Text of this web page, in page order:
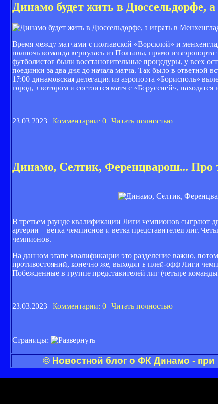
Динамо будет жить в Дюссельдорфе, а
Время между матчами с полтавской «Ворсклой» и
полночь команда вернулась из Полтавы, прямо из
футболистов были восстановительные процедуры, у всех
поединки за два дня до начала матча. Так было в ответной
17:00 динамовская делегация из аэропорта «Борисполь»
город, в котором и состоится матч с «Боруссией»,
23.03.2023 | Комментарии: 0 | Читать полностью
Динамо, Селтик, Ференцварош... Про
В третьем раунде квалификации Лиги чемпионов сыграют
артерии – ветка чемпионов и ветка представителей лиг.
чемпионов.
На данном этапе квалификации это разделение важно,
противостояний, конечно же, выходят в плей-офф Лиги
Побежденные в группе представителей лиг (четыре
23.03.2023 | Комментарии: 0 | Читать полностью
Страницы:
© Новостной блог о ФК Динамо - при